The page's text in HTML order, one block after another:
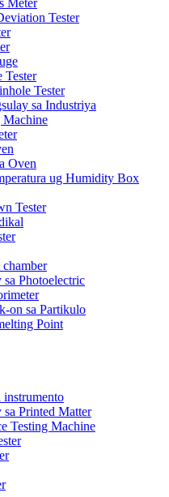
Meter
Tester
Tester
Tester
sa Industriya
Machine
Oven
ug Humidity Box
Tester
sa Photoelectric
on sa Partikulo
Point
instrumento
sa Printed Matter
Testing Machine